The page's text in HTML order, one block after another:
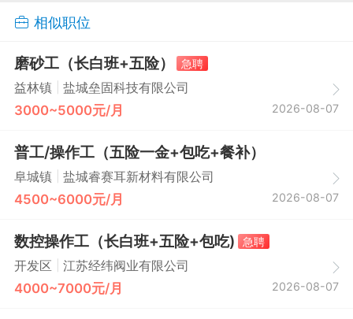
相似职位
磨砂工（长白班+五险）
急聘
益林镇
盐城垒固科技有限公司
3000~5000元/月 2026-08-07
普工/操作工（五险一金+包吃+餐补）
阜城镇 盐城睿赛耳新材料有限公司
4500~6000元/月 2026-08-07
数控操作工（长白班+五险+包吃)
急聘
开发区
江苏经纬阀业有限公司
4000~7000元/月 2026-08-07